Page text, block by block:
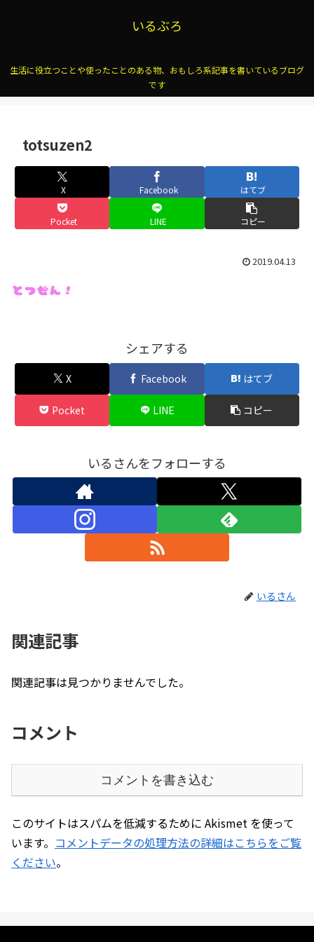
いるぶろ
生活に役立つことや使ったことのある物、おもしろ系記事を書いているブログ
です
totsuzen2
X Facebook はてブ
Pocket LINE コピー
2019.04.13
シェアする
X Facebook はてブ
Pocket LINE コピー
いるさんをフォローする
いるさん
関連記事
関連記事は見つかりませんでした。
コメント
コメントを書き込む
このサイトはスパムを低減するために Akismet を使って
います。 コメントデータの処理方法の詳細はこちらをご覧
ください。